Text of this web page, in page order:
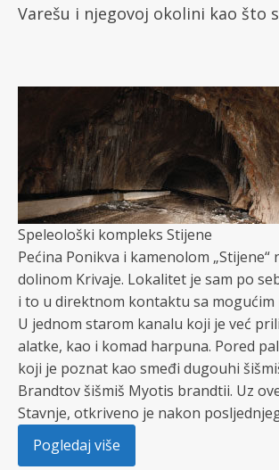
Varešu i njegovoj okolini kao što
Speleološki kompleks Stijene
Pećina Ponikva i kamenolom
dolinom Krivaje. Lokalitet je sam po
i to u direktnom kontaktu sa
U jednom starom kanalu koji je već
alatke, kao i komad harpuna. Pored
koji je poznat kao smeđi dugouhi
Brandtov šišmiš Myotis brandtii. Uz
Stavnje, otkriveno je nakon
Pogledaj više